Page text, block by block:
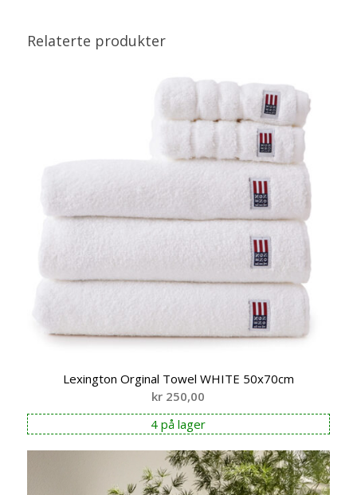
Relaterte produkter
Lexington Orginal Towel WHITE 50x70cm
kr 250,00
4 på lager